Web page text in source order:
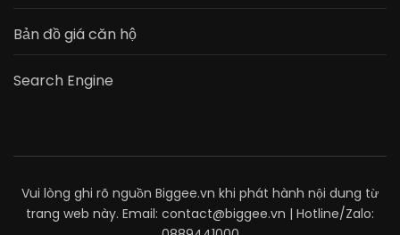
Bản đồ giá căn hộ
Search Engine
Vui lòng ghi rõ nguồn Biggee.vn khi phát hành nội dung từ
trang web này. Email: contact@biggee.vn | Hotline/Zalo: